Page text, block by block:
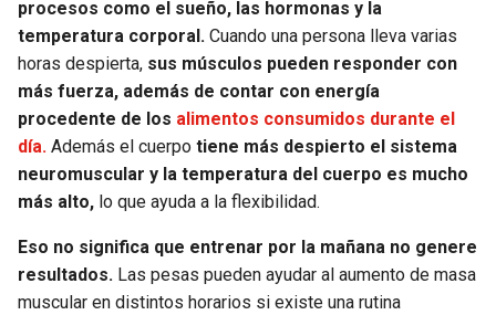
procesos como el sueño, las hormonas y la
temperatura corporal. Cuando una persona lleva varias
horas despierta, sus músculos pueden responder con
más fuerza, además de contar con energía
procedente de los alimentos consumidos durante el
día. Además el cuerpo tiene más despierto el sistema
neuromuscular y la temperatura del cuerpo es mucho
más alto, lo que ayuda a la flexibilidad.
Eso no significa que entrenar por la mañana no genere
resultados. Las pesas pueden ayudar al aumento de masa
muscular en distintos horarios si existe una rutina